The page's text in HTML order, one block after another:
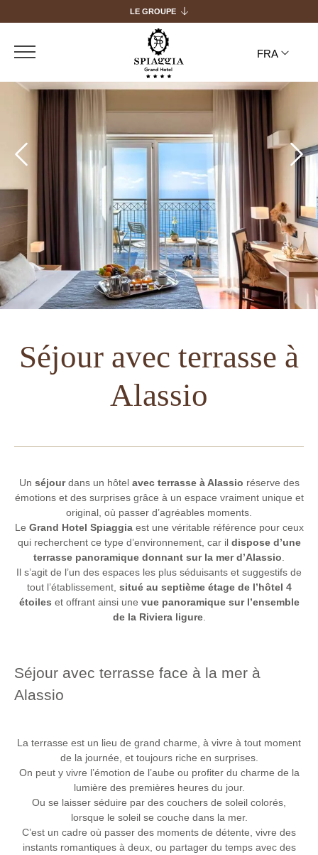
LE GROUPE
HS HOTEL GROUP
GRAND HOTEL PIETRA LIGURE
GRAND HOTEL SPIAGGIA ALASSIO
FRA
Séjour avec terrasse à
Alassio
Un séjourdans un hôtel avec terrasse à Alassio réserve des
émotions et des surprises grâce à un espace vraiment unique et
original, où passer d’agréables moments.
Le Grand Hotel Spiaggiaest une véritable référence pour ceux
qui recherchent ce type d’environnement, car il dispose d’une
terrasse panoramique donnant sur la mer d’Alassio
Il s’agit de l’un des espaces les plus séduisants et suggestifs de
tout l’établissement, situé au septième étage de l’hôtel 4
étoiles et offrant ainsi une vue panoramique sur l’ensemble
de la Riviera ligure.
Séjour avec terrasse face à la mer à
Alassio
La terrasse est un lieu de grand charme, à vivre à tout moment
de la journée, et toujours riche en surprises.
On peut y vivre l’émotion de l’aube ou profiter du charme de la
lumière des premières heures du jour.
Ou se laisser séduire par des couchers de soleil colorés,
lorsque le soleil se couche dans la mer.
C’est un cadre où passer des moments de détente, vivre des
instants romantiques à deux, ou partager du temps avec des